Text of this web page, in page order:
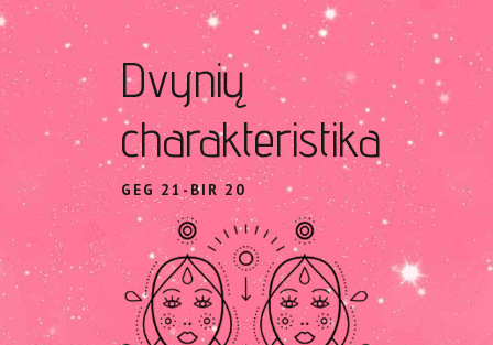
Dvynių
charakteristika
GEG 21-BIR 20